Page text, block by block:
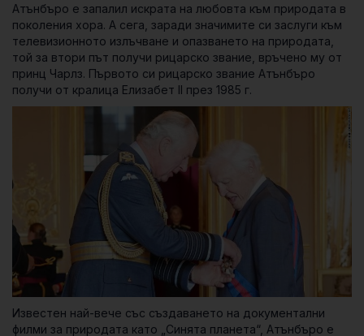
Атънбъро е запалил искрата на любовта към природата в
поколения хора. А сега, заради значимите си заслуги към
телевизионното излъчване и опазването на природата,
той за втори път получи рицарско звание, връчено му от
принц Чарлз. Първото си рицарско звание Атънбъро
получи от кралица Елизабет II през 1985 г.
Известен най-вече със създаването на документални
филми за природата като „Синята планета“, Атънбъро е